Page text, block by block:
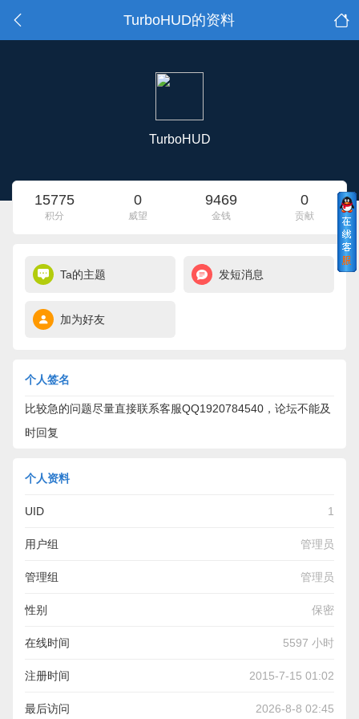
TurboHUD的资料
TurboHUD
15775
积分
0
威望
9469
金钱
0
贡献
Ta的主题 发短消息
加为好友
个人签名
比较急的问题尽量直接联系客服QQ1920784540，论坛不能及
时回复
个人资料
UID 1
用户组 管理员
管理组 管理员
性别 保密
在线时间 5597 小时
注册时间 2015-7-15 01:02
最后访问 2026-8-8 02:45